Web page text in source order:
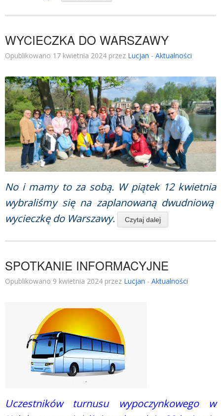
WYCIECZKA DO WARSZAWY
Opublikowano 17 kwietnia 2024 przez Lucjan - Aktualności
No i mamy to za sobą. W piątek 12 kwietnia
wybraliśmy się na zaplanowaną dwudniową
wycieczkę do Warszawy.
Czytaj dalej
SPOTKANIE INFORMACYJNE
Opublikowano 9 kwietnia 2024 przez Lucjan - Aktualności
Uczestników turnusu wypoczynkowego w